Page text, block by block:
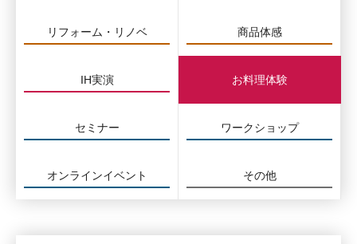
リフォーム・リノベ 商品体感
IH実演 お料理体験
セミナー ワークショップ
オンラインイベント その他